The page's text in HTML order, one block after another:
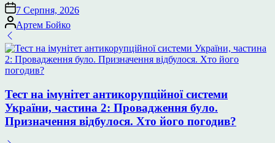
7 Серпня, 2026
Опубліковано
Артем Бойко
Тест на імунітет антикорупційної системи
України, частина 2: Провадження було.
Призначення відбулося. Хто його погодив?